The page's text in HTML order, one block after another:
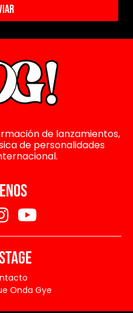
de lanzamientos,
de personalidades
Onda Gye